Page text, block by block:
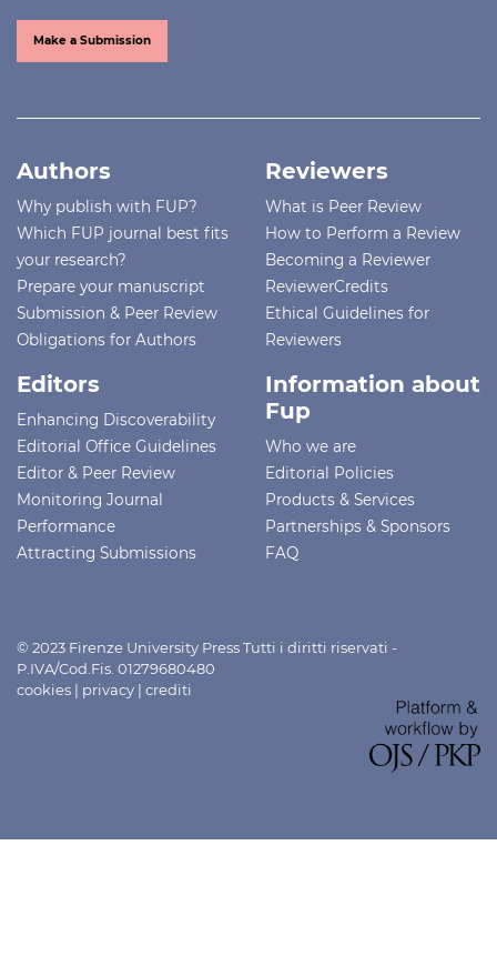
Make a Submission
Authors
Why publish with FUP?
Which FUP journal best fits
your research?
Prepare your manuscript
Submission & Peer Review
Obligations for Authors
Reviewers
What is Peer Review
How to Perform a Review
Becoming a Reviewer
ReviewerCredits
Ethical Guidelines for
Reviewers
Editors
Enhancing Discoverability
Editorial Office Guidelines
Editor & Peer Review
Monitoring Journal
Performance
Attracting Submissions
Information about
Fup
Who we are
Editorial Policies
Products & Services
Partnerships & Sponsors
FAQ
© 2023 Firenze University Press Tutti i diritti riservati -
P.IVA/Cod.Fis. 01279680480
cookies | privacy | crediti